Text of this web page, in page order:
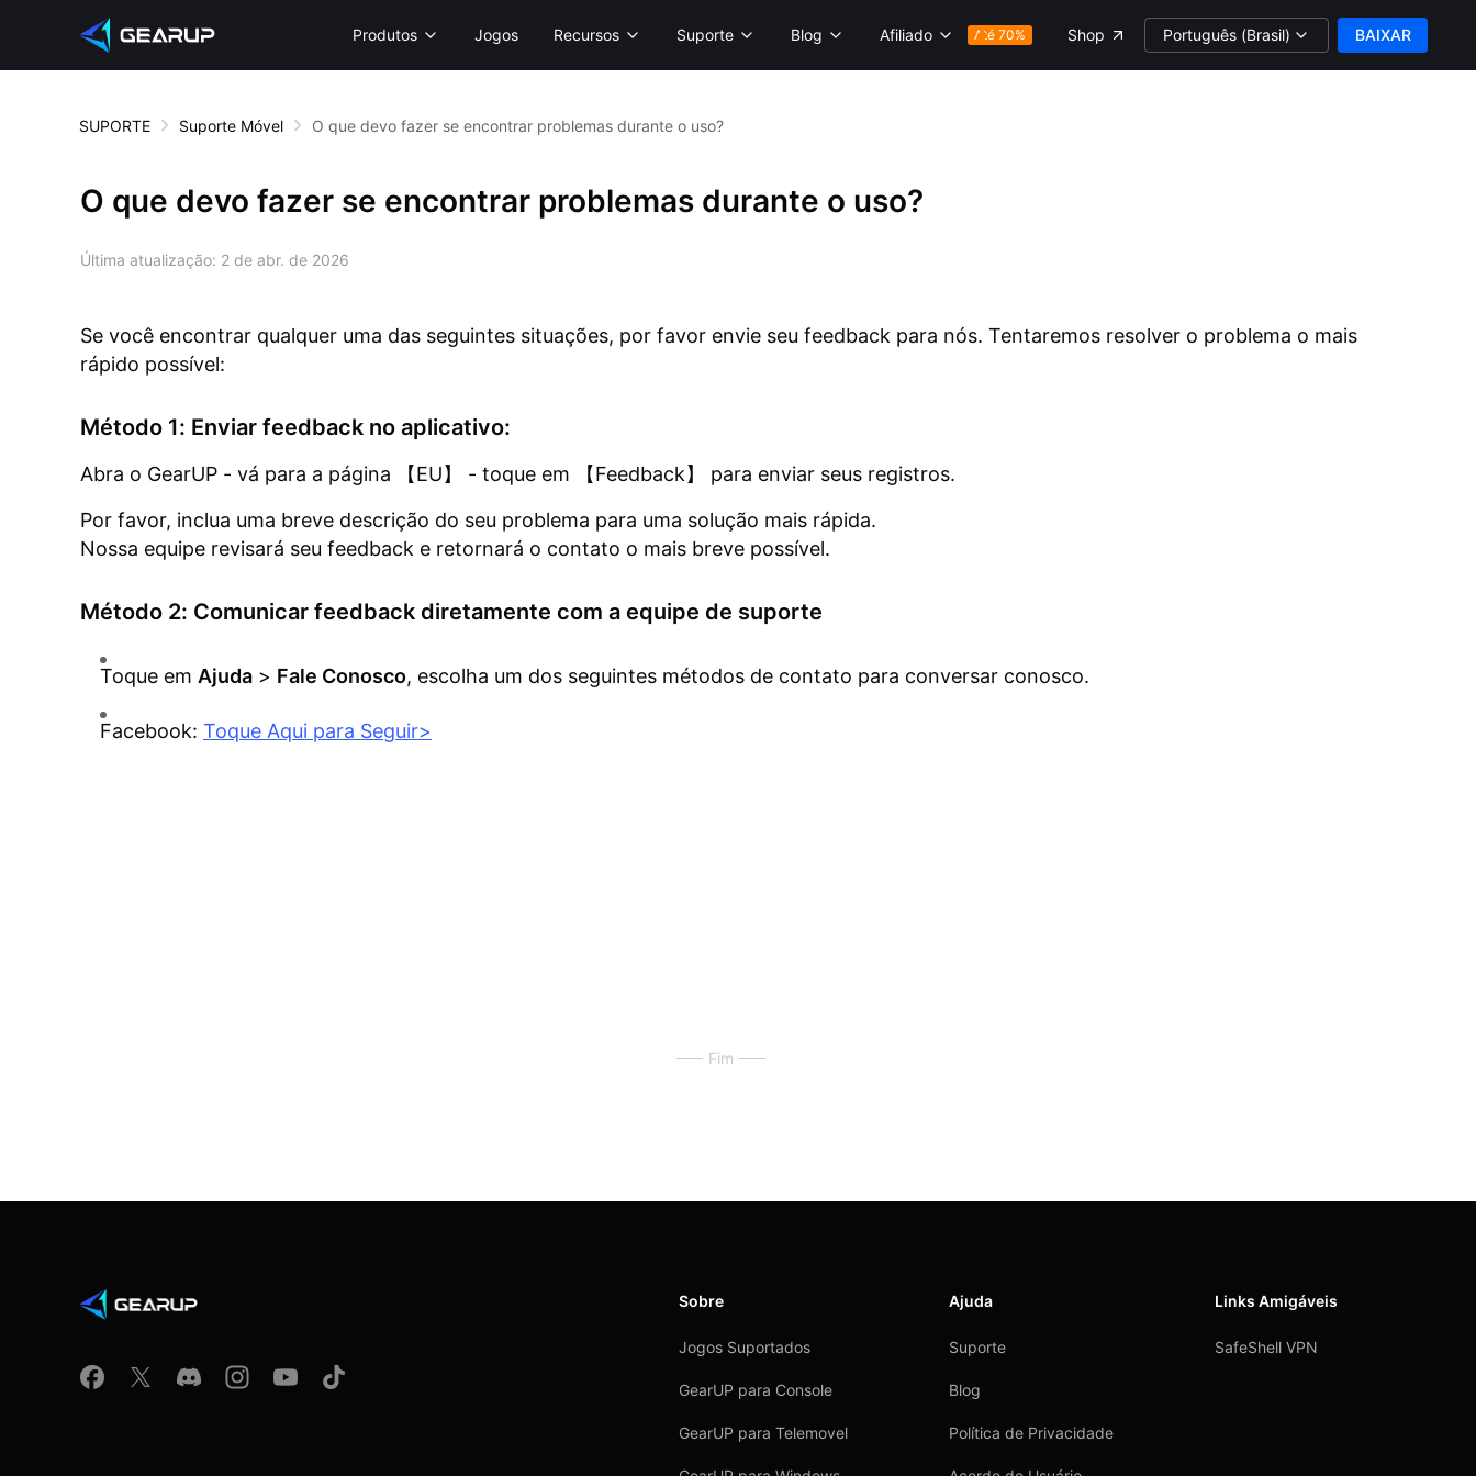
Produtos Jogos Recursos Suporte Blog Afiliado Até 70% Shop Português (Brasil) BAIXAR
SUPORTE Suporte Móvel O que devo fazer se encontrar problemas durante o uso?
O que devo fazer se encontrar problemas durante o uso?
Última atualização: 2 de abr. de 2026
Se você encontrar qualquer uma das seguintes situações, por favor envie seu feedback para nós. Tentaremos resolver o problema o mais
rápido possível:
Método 1: Enviar feedback no aplicativo:
Abra o GearUP - vá para a página 【EU】 - toque em 【Feedback】 para enviar seus registros.
Por favor, inclua uma breve descrição do seu problema para uma solução mais rápida.
Nossa equipe revisará seu feedback e retornará o contato o mais breve possível.
Método 2: Comunicar feedback diretamente com a equipe de suporte
Toque em Ajuda > Fale Conosco, escolha um dos seguintes métodos de contato para conversar conosco.
Facebook: Toque Aqui para Seguir>
Fim
Sobre
Jogos Suportados
GearUP para Console
GearUP para Telemovel
Ajuda
Suporte
Blog
Política de Privacidade
Links Amigáveis
SafeShell VPN